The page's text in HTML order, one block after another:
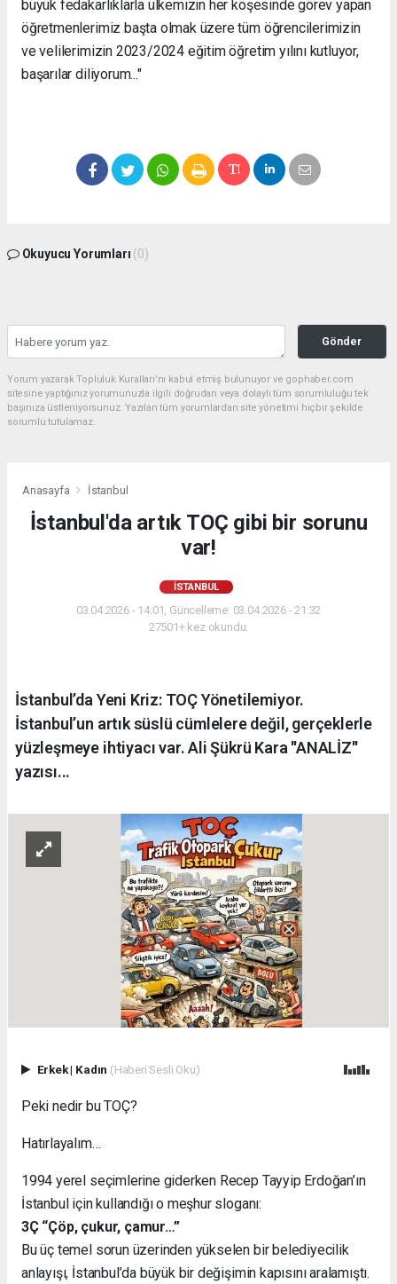
büyük fedakarlıklarla ülkemizin her köşesinde görev yapan
öğretmenlerimiz başta olmak üzere tüm öğrencilerimizin
ve velilerimizin 2023/2024 eğitim öğretim yılını kutluyor,
başarılar diliyorum..."
Okuyucu Yorumları (0)
Gönder
Yorum yazarak Topluluk Kuralları’nı kabul etmiş bulunuyor ve gophaber.com
sitesine yaptığınız yorumunuzla ilgili doğrudan veya dolaylı tüm sorumluluğu tek
başınıza üstleniyorsunuz. Yazılan tüm yorumlardan site yönetimi hiçbir şekilde
sorumlu tutulamaz.
Anasayfa İstanbul
İstanbul'da artık TOÇ gibi bir sorunu
var!
İSTANBUL
03.04.2026 - 14:01, Güncelleme: 03.04.2026 - 21:32
27501+ kez okundu.
İstanbul’da Yeni Kriz: TOÇ Yönetilemiyor.
İstanbul’un artık süslü cümlelere değil, gerçeklerle
yüzleşmeye ihtiyacı var. Ali Şükrü Kara ''ANALİZ''
yazısı...
Erkek| Kadın (Haberi Sesli Oku)
Peki nedir bu TOÇ?
Hatırlayalım…
1994 yerel seçimlerine giderken Recep Tayyip Erdoğan’ın
İstanbul için kullandığı o meşhur sloganı:
3Ç “Çöp, çukur, çamur…”
Bu üç temel sorun üzerinden yükselen bir belediyecilik
anlayışı, İstanbul’da büyük bir değişimin kapısını aralamıştı.